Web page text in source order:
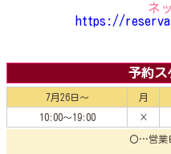
ネ
https://
予約ス
7月26日〜 月
10:00～19:00 ×
〇…営